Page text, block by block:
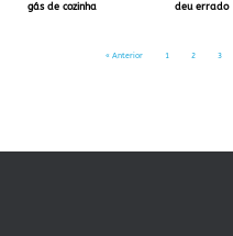
gás de cozinha
deu errado
« Anterior 1 2 3